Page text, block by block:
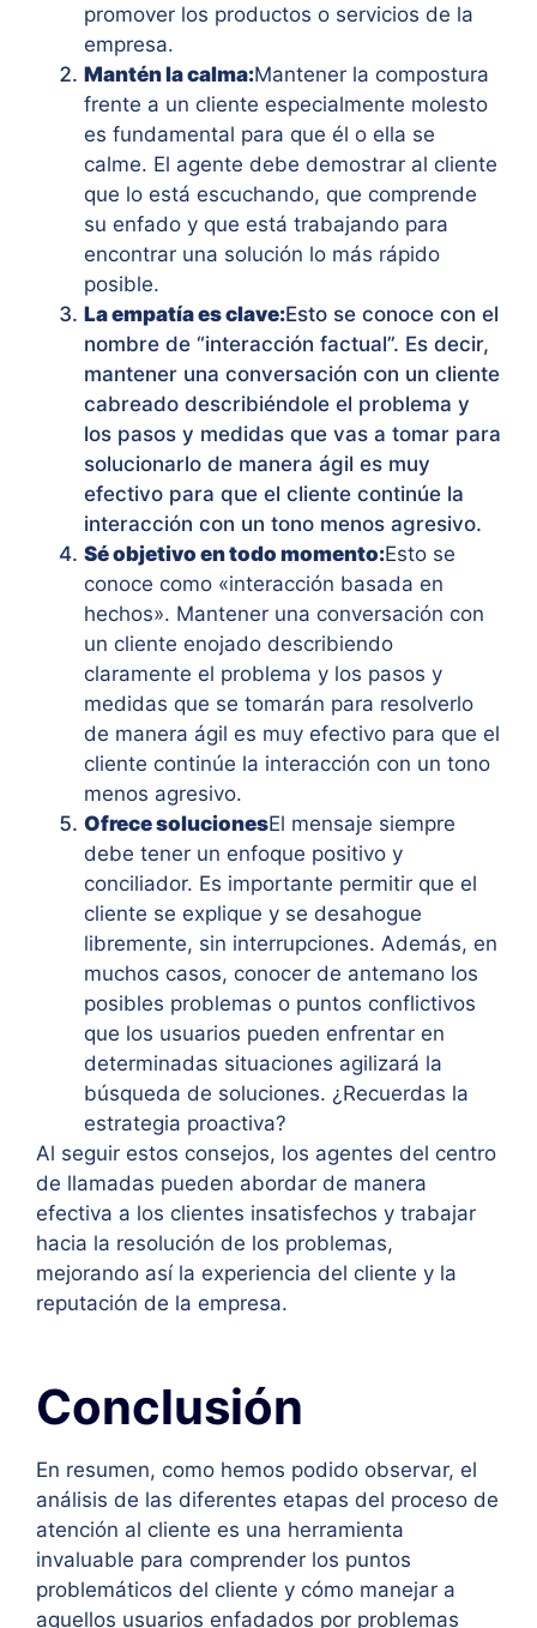
promover los productos o servicios de la
empresa.
Mantén la calma:Mantener la compostura
frente a un cliente especialmente molesto
es fundamental para que él o ella se
calme. El agente debe demostrar al cliente
que lo está escuchando, que comprende
su enfado y que está trabajando para
encontrar una solución lo más rápido
posible.
La empatía es clave:Esto se conoce con el
nombre de “interacción factual”. Es decir,
mantener una conversación con un cliente
cabreado describiéndole el problema y
los pasos y medidas que vas a tomar para
solucionarlo de manera ágil es muy
efectivo para que el cliente continúe la
interacción con un tono menos agresivo.
Sé objetivo en todo momento:Esto se
conoce como «interacción basada en
hechos». Mantener una conversación con
un cliente enojado describiendo
claramente el problema y los pasos y
medidas que se tomarán para resolverlo
de manera ágil es muy efectivo para que el
cliente continúe la interacción con un tono
menos agresivo.
Ofrece solucionesEl mensaje siempre
debe tener un enfoque positivo y
conciliador. Es importante permitir que el
cliente se explique y se desahogue
libremente, sin interrupciones. Además, en
muchos casos, conocer de antemano los
posibles problemas o puntos conflictivos
que los usuarios pueden enfrentar en
determinadas situaciones agilizará la
búsqueda de soluciones. ¿Recuerdas la
estrategia proactiva?
Al seguir estos consejos, los agentes del centro
de llamadas pueden abordar de manera
efectiva a los clientes insatisfechos y trabajar
hacia la resolución de los problemas,
mejorando así la experiencia del cliente y la
reputación de la empresa.
Conclusión
En resumen, como hemos podido observar, el
análisis de las diferentes etapas del proceso de
atención al cliente es una herramienta
invaluable para comprender los puntos
problemáticos del cliente y cómo manejar a
aquellos usuarios enfadados por problemas